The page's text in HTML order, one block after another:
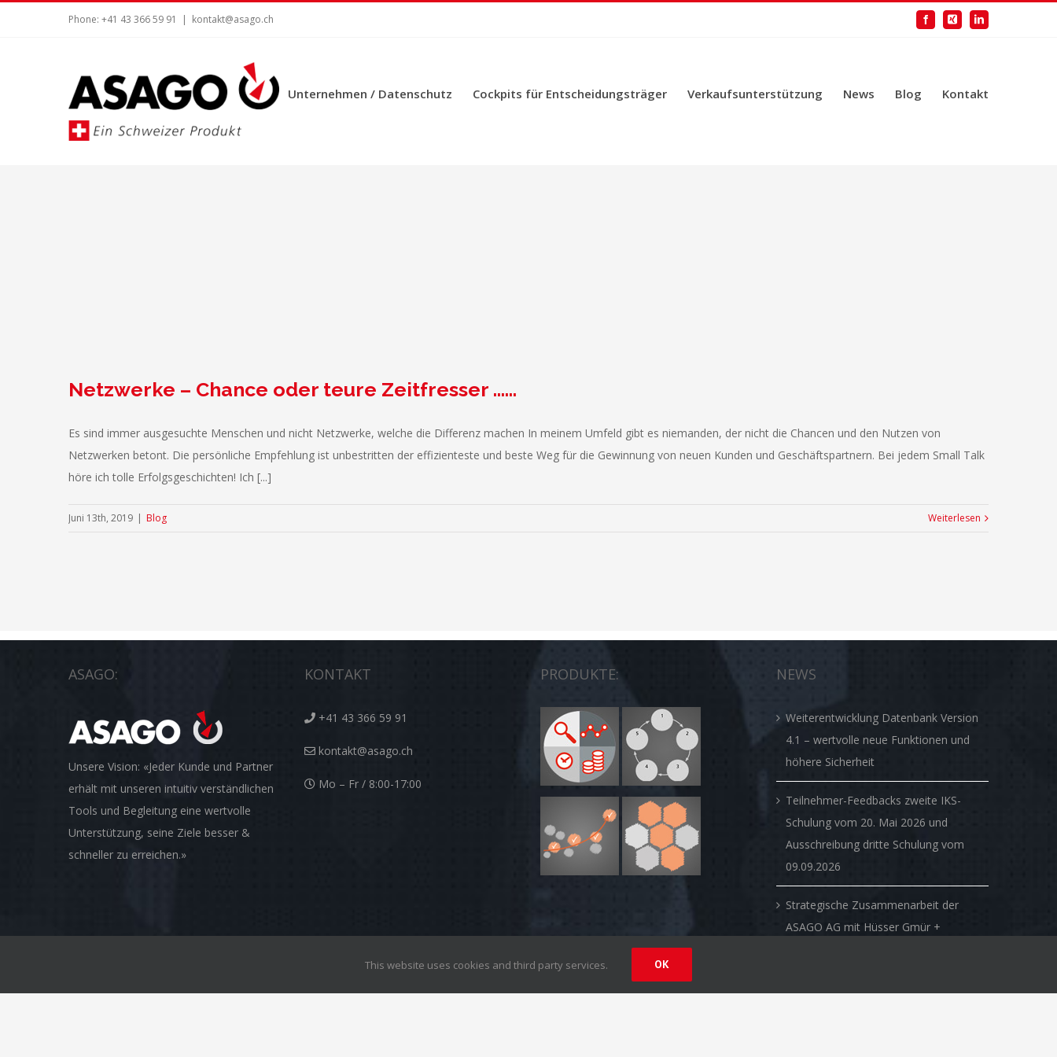
Phone: +41 43 366 59 91 | kontakt@asago.ch FacebookXing LinkedIn
Unternehmen / Datenschutz Cockpits für Entscheidungsträger Verkaufsunterstützung News Blog Kontakt
Netzwerke – Chance oder teure Zeitfresser ……
Es sind immer ausgesuchte Menschen und nicht Netzwerke, welche die Differenz machen In meinem Umfeld gibt es niemanden, der nicht die Chancen und den Nutzen von
Netzwerken betont. Die persönliche Empfehlung ist unbestritten der effizienteste und beste Weg für die Gewinnung von neuen Kunden und Geschäftspartnern. Bei jedem Small Talk
höre ich tolle Erfolgsgeschichten! Ich [...]
Juni 13th, 2019 | Blog Weiterlesen
ASAGO:
Unsere Vision: «Jeder Kunde und Partner
erhält mit unseren intuitiv verständlichen
Tools und Begleitung eine wertvolle
Unterstützung, seine Ziele besser &
schneller zu erreichen.»
KONTAKT
+41 43 366 59 91
kontakt@asago.ch
Mo – Fr / 8:00-17:00
PRODUKTE: NEWS
Weiterentwicklung Datenbank Version
4.1 – wertvolle neue Funktionen und
höhere Sicherheit
Teilnehmer-Feedbacks zweite IKS-
Schulung vom 20. Mai 2026 und
Ausschreibung dritte Schulung vom
09.09.2026
Strategische Zusammenarbeit der
ASAGO AG mit Hüsser Gmür +
innovativen digitalen Lösungen
This website uses cookies and third party services. OK